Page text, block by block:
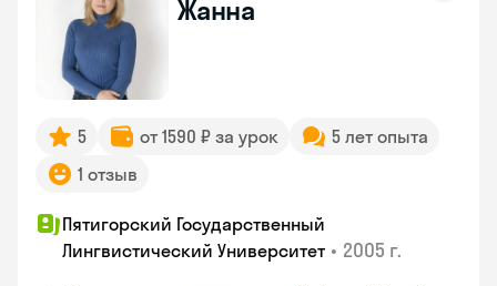
Жанна
5 от 1590 ₽ за урок
5 лет опыта
1 отзыв
Пятигорский Государственный
Лингвистический Университет • 2005 г.